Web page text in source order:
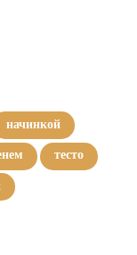
начинкой
тесто